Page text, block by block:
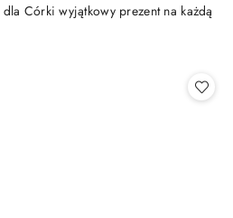
Córki wyjątkowy prezent na każdą